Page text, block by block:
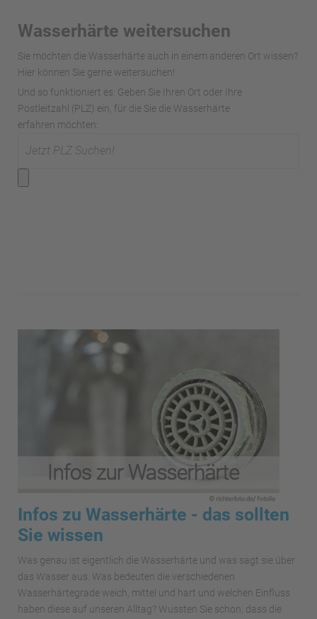
Wasserhärte weitersuchen
Sie möchten die Wasserhärte auch in einem anderen Ort wissen?
Hier können Sie gerne weitersuchen!
Und so funktioniert es: Geben Sie Ihren Ort oder Ihre
Postleitzahl (PLZ) ein, für die Sie die Wasserhärte
erfahren möchten:
Infos zu Wasserhärte - das sollten
Sie wissen
Was genau ist eigentlich die Wasserhärte und was sagt sie über
das Wasser aus. Was bedeuten die verschiedenen
Wasserhärtegrade weich, mittel und hart und welchen Einfluss
haben diese auf unseren Alltag? Wussten Sie schon, dass die